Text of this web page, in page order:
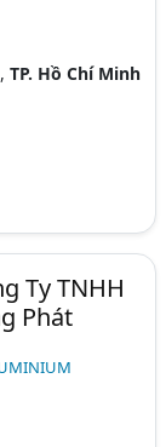
TP. Hồ Chí Minh
Ty TNHH
Phát